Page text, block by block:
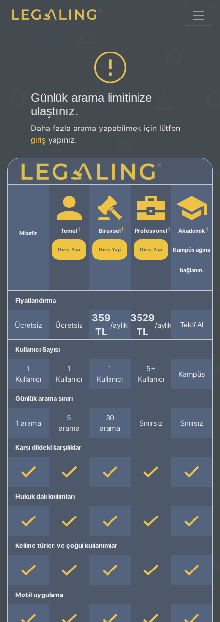
Günlük arama limitinize
ulaştınız.
Daha fazla arama yapabilmek için lütfen
giriş yapınız.
Misafir Temel
Giriş Yap
Bireysel
Giriş Yap
Profesyonel
Giriş Yap
Akademik
Kampüs ağına
bağlanın.
Fiyatlandırma
Ücretsiz Ücretsiz
359
TL
/aylık
3529
TL
/aylık Teklif Al
Kullanıcı Sayısı
1
Kullanıcı
1
Kullanıcı
1
Kullanıcı
5+
Kullanıcı
Kampüs
Günlük arama sınırı
1 arama
5
arama
30
arama
Sınırsız Sınırsız
Karşı dildeki karşılıklar
Hukuk dalı kırılımları
Kelime türleri ve çoğul kullanımlar
Mobil uygulama